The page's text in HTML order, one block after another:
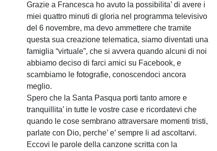
Grazie a Francesca ho avuto la possibilita’ di avere i
miei quattro minuti di gloria nel programma televisivo
del 6 novembre, ma devo ammettere che tramite
questa sua creazione telematica, siamo diventati una
famiglia “virtuale”, che si avvera quando alcuni di noi
abbiamo deciso di farci amici su Facebook, e
scambiamo le fotografie, conoscendoci ancora
meglio.
Spero che la Santa Pasqua porti tanto amore e
tranquillita’ in tutte le vostre case e ricordatevi che
quando le cose sembrano attraversare momenti tristi,
parlate con Dio, perche’ e’ sempre li ad ascoltarvi.
Eccovi le parole della canzone scritta con la